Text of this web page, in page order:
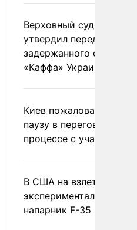
Верховный суд Швеции
утвердил передачу
задержанного
«Каффа» Украине
Киев пожаловался на
паузу в переговорном
процессе с участием
В США на взлете
экспериментальный
напарник F-35